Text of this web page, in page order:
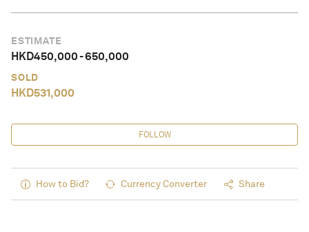
ESTIMATE
HKD450,000-650,000
SOLD
HKD531,000
FOLLOW
How to Bid? Currency Converter Share